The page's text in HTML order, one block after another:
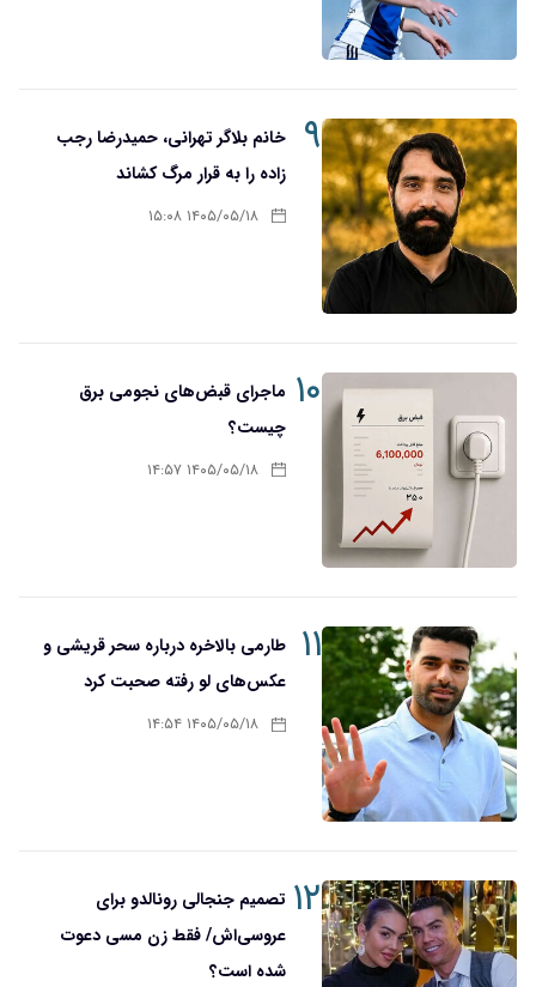
۹
خانم بلاگر تهرانی، حمیدرضا رجب
زاده را به قرار مرگ کشاند
۱۴۰۵/۰۵/۱۸ ۱۵:۰۸
۱۰ ماجرای قبض‌های نجومی برق
چیست؟
۱۴۰۵/۰۵/۱۸ ۱۴:۵۷
۱۱
طارمی بالاخره درباره سحر قریشی و
عکس‌های لو رفته صحبت کرد
۱۴۰۵/۰۵/۱۸ ۱۴:۵۴
۱۲ تصمیم جنجالی رونالدو برای
عروسی‌اش/ فقط زن مسی دعوت
شده است؟